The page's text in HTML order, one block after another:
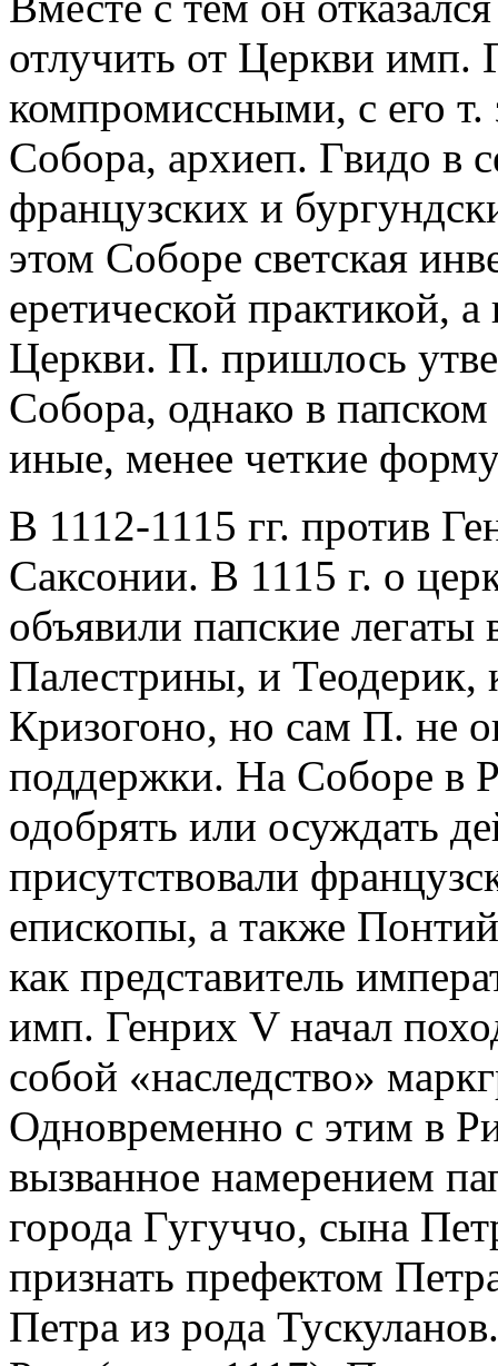
отлучить от Церкви имп.
компромиссными, с его
Собора, архиеп. Гвидо в
французских и
этом Соборе светская
еретической практикой,
Церкви. П. пришлось
Собора, однако в
иные, менее четкие
В 1112-1115 гг. против
Саксонии. В 1115 г. о
объявили папские
Палестрины, и Теодерик,
Кризогоно, но сам П. не
поддержки. На Соборе в
одобрять или осуждать
присутствовали
епископы, а также
как представитель
имп. Генрих V начал
собой «наследство»
Одновременно с этим в
вызванное намерением
города Гугуччо, сына
признать префектом
Петра из рода